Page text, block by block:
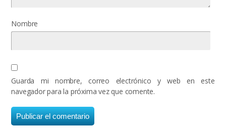
Nombre
Guarda mi nombre, correo electrónico y web en este
navegador para la próxima vez que comente.